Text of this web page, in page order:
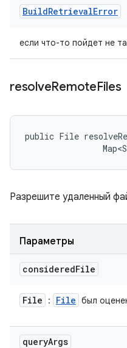
BuildRetrievalError
если что-то пойдет не
resolveRemoteFiles
public File
Разрешите удаленный
Параметры
consideredFile
File : File был
queryArgs